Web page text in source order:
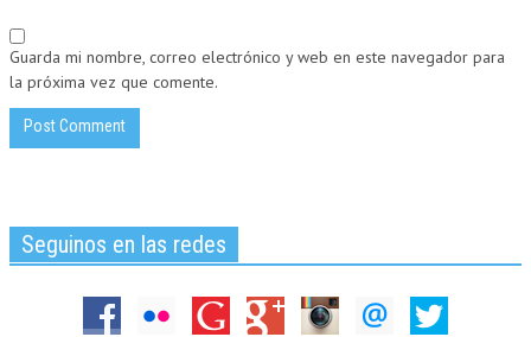
Guarda mi nombre, correo electrónico y web en este navegador para
la próxima vez que comente.
Seguinos en las redes